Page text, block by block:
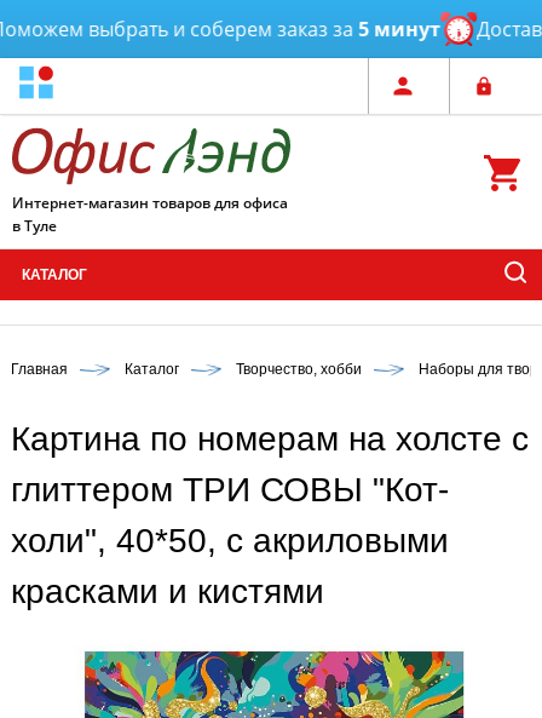
выбрать и соберем заказ за5 минут Доставка
Интернет-магазин товаров для офиса
в Туле
КАТАЛОГ
Главная Каталог Творчество, хобби Наборы для
Картина по номерам на холсте с
глиттером ТРИ СОВЫ "Кот-
холи", 40*50, с акриловыми
красками и кистями